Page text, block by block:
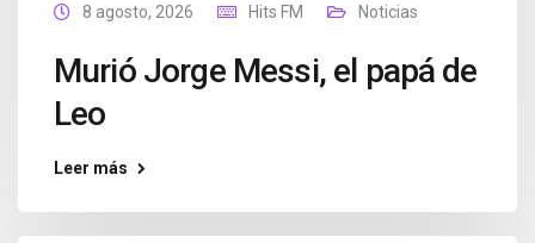
8 agosto, 2026 Hits FM Noticias
Murió Jorge Messi, el papá de
Leo
Leer más